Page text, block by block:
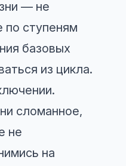
— не
ступеням
базовых
из цикла.
сломанное,
не
на